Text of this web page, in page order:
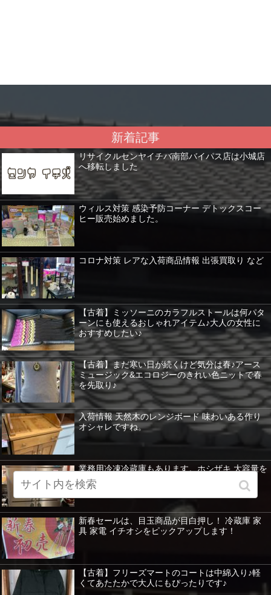
新着記事
リサイクルセンヤイチバ南部バイパス店は小城店
へ移転しました
ウィルス対策 感染予防コーナー デトックスコー
ヒー販売始めました。
コロナ対策 レアな入荷商品情報 出張買取り など
【古着】ミッソーニのカラフルストールは何パタ
ーンにも使えるおしゃれアイテム♪大人の女性に
おすすめしたい♪
【古着】まだ寒い日が続くけど気分は春♪アース
ミュージック&エコロジーのきれい色ニットで春
を先取り♪
入荷情報 天然木のレンジボード 味わいある作り
オシャレですね。
業務用冷凍冷蔵庫もあります。ホシザキ 大容量を
紹介 暖房器具など特価！
新春セールは、目玉商品が目白押し！ 冷蔵庫 家
具 家電 イチオシをピックアップします！
【古着】フリーズマートのコートは中綿入り♪軽
くてあたたかで大人にもぴったりです♪